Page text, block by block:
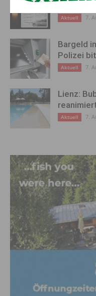
Aktuell 7.
Bargeld
Polizei
Aktuell 7.
Lienz:
Aktuell 7.